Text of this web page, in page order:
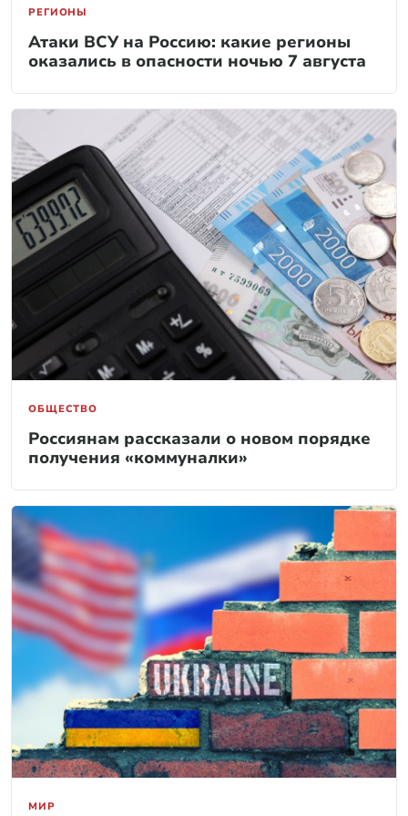
РЕГИОНЫ
Атаки ВСУ на Россию: какие регионы
оказались в опасности ночью 7 августа
ОБЩЕСТВО
Россиянам рассказали о новом порядке
получения «коммуналки»
МИР